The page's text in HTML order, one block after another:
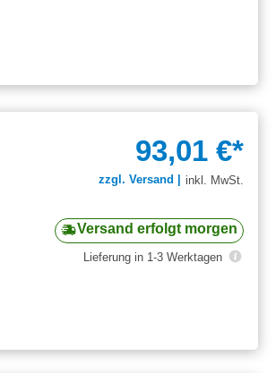
93,01 €*
zzgl. Versand | inkl. MwSt.
Versand erfolgt morgen
Lieferung in 1-3 Werktagen